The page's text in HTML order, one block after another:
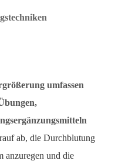
umfassen
ab, die Durchblutung
anzuregen und die